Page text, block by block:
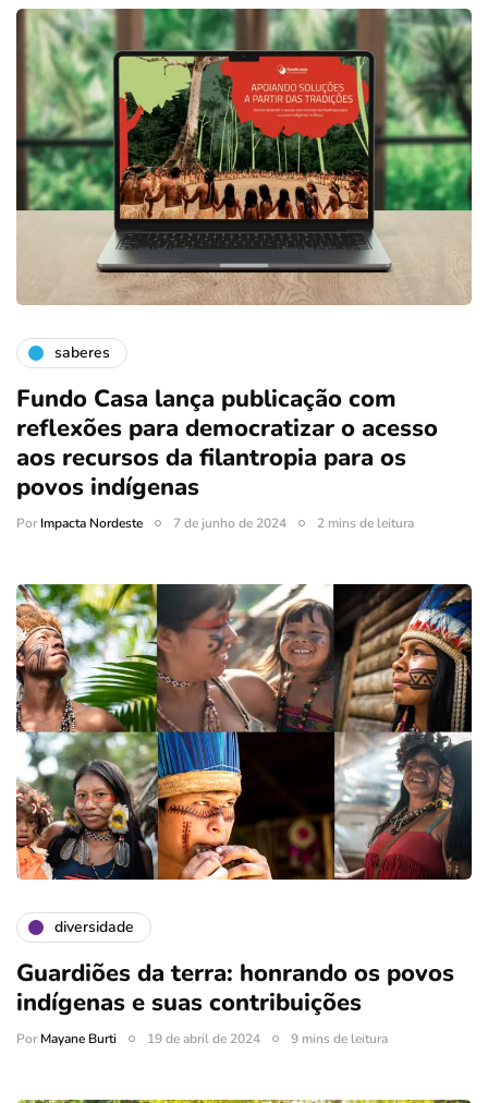
saberes
Fundo Casa lança publicação com
reflexões para democratizar o acesso
aos recursos da filantropia para os
povos indígenas
PorImpacta Nordeste 7 de junho de 2024 2 mins de leitura
diversidade
Guardiões da terra: honrando os povos
indígenas e suas contribuições
PorMayane Burti 19 de abril de 2024 9 mins de leitura